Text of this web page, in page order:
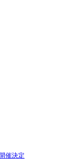
催決定